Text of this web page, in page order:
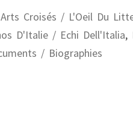
b
o
o
s
A
L
i
n
a
g
Arts Croisés / L'Oeil Du
D'Italie / Echi Dell'Italia,
/ Biographies